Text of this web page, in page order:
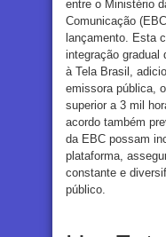
entre o Ministério
Comunicação
lançamento. Esta
integração gradual
à Tela Brasil,
emissora pública,
superior a 3 mil
acordo também
da EBC possam
plataforma,
constante e
público.